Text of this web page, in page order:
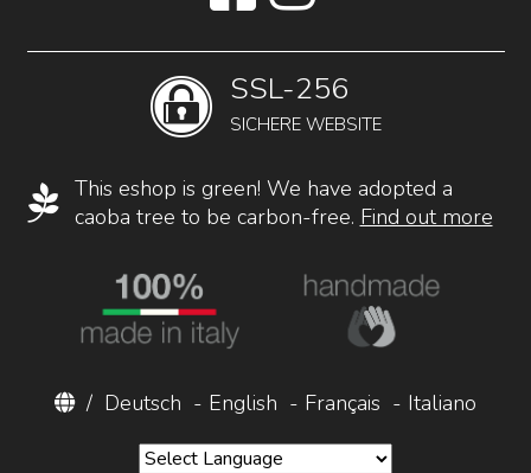
SSL-256
SICHERE WEBSITE
This eshop is green! We have adopted a
caoba tree to be carbon-free. Find out more
/ Deutsch - English - Français - Italiano